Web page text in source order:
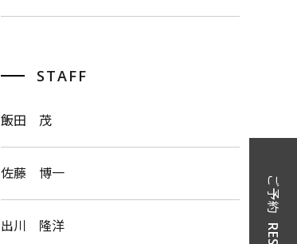
STAFF
飯田 茂
佐藤 博一
出川 隆洋
ご予約